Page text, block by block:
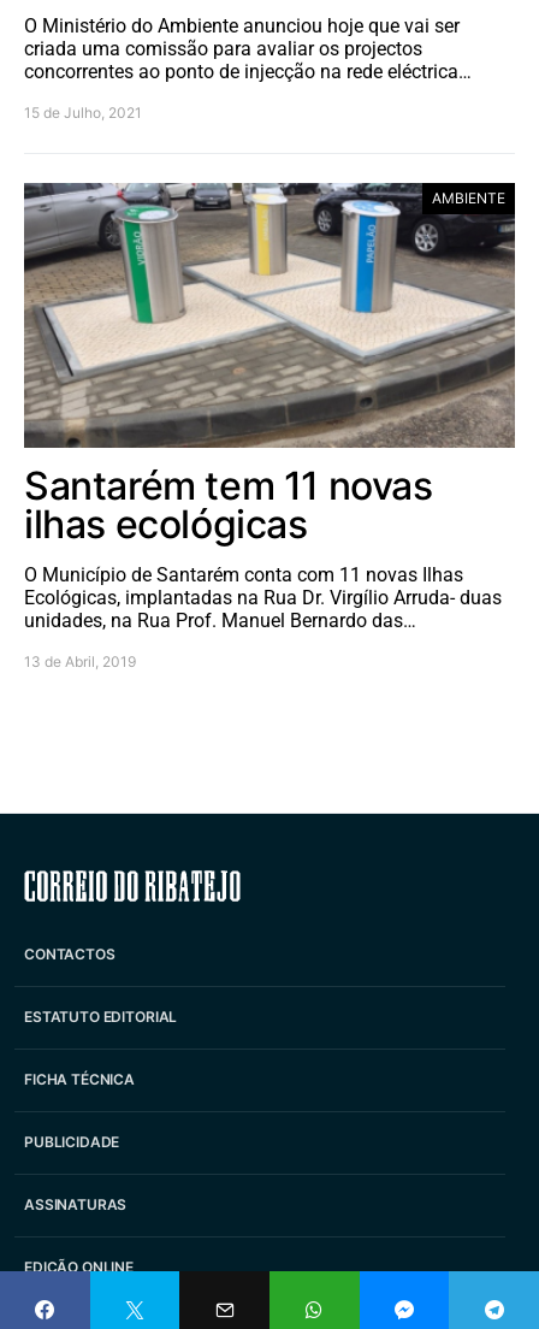
O Ministério do Ambiente anunciou hoje que vai ser
criada uma comissão para avaliar os projectos
concorrentes ao ponto de injecção na rede eléctrica…
15 de Julho, 2021
AMBIENTE
Santarém tem 11 novas
ilhas ecológicas
O Município de Santarém conta com 11 novas Ilhas
Ecológicas, implantadas na Rua Dr. Virgílio Arruda- duas
unidades, na Rua Prof. Manuel Bernardo das…
13 de Abril, 2019
Correio do Ribatejo
CONTACTOS
ESTATUTO EDITORIAL
FICHA TÉCNICA
PUBLICIDADE
ASSINATURAS
EDIÇÃO ONLINE